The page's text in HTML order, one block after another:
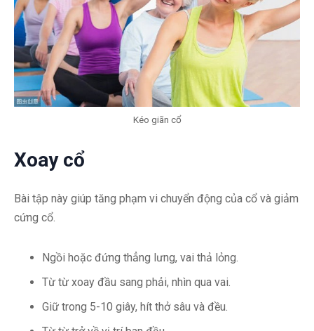
Kéo giãn cổ
Xoay cổ
Bài tập này giúp tăng phạm vi chuyển động của cổ và giảm
cứng cổ.
Ngồi hoặc đứng thẳng lưng, vai thả lỏng.
Từ từ xoay đầu sang phải, nhìn qua vai.
Giữ trong 5-10 giây, hít thở sâu và đều.